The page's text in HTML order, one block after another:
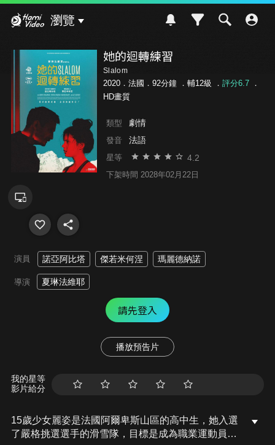
瀏覽
她的迴轉練習
Slalom
2020．法國．92分鐘 ． 輔12級 ． 評分6.7．
HD畫質
類型 劇情
發音 法語
星等 4.2
下架時間 2028年02月22日
演員 諾亞阿比塔 傑若米何涅 瑪麗德納諾
導演 夏琳法維耶
請先登入
播放預告片
我的星等
影片給分
15歲少女麗姿是法國阿爾卑斯山區的高中生，她入選
了嚴格挑選選手的滑雪隊，目標是成為職業運動員。